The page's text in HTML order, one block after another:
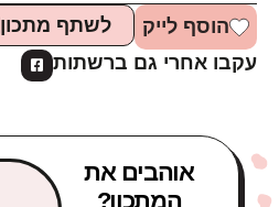
הוסף לייק לשתף מתכון
עקבו אחרי גם ברשתות
אוהבים את
המתכון?